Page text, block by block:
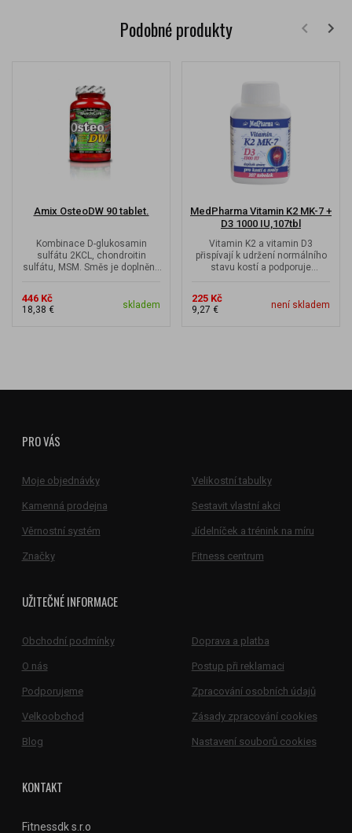
Podobné produkty
Amix OsteoDW 90 tablet.
Kombinace D-glukosamin
sulfátu 2KCL, chondroitin
sulfátu, MSM. Směs je doplněna
446 Kč
18,38 € skladem
MedPharma Vitamin K2 MK-7 +
D3 1000 IU,107tbl
Vitamin K2 a vitamin D3
přispívají k udržení normálního
stavu kostí a podporuje
225 Kč
9,27 € není skladem
PRO VÁS
Moje objednávky Velikostní tabulky
Kamenná prodejna Sestavit vlastní akci
Věrnostní systém Jídelníček a trénink na míru
Značky Fitness centrum
UŽITEČNÉ INFORMACE
Obchodní podmínky Doprava a platba
O nás Postup při reklamaci
Podporujeme Zpracování osobních údajů
Velkoobchod Zásady zpracování cookies
Blog Nastavení souborů cookies
KONTAKT
Fitnessdk s.r.o